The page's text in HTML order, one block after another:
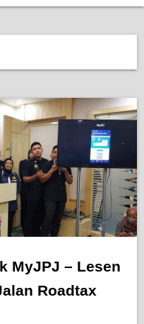
MyJPJ – Lesen
Roadtax